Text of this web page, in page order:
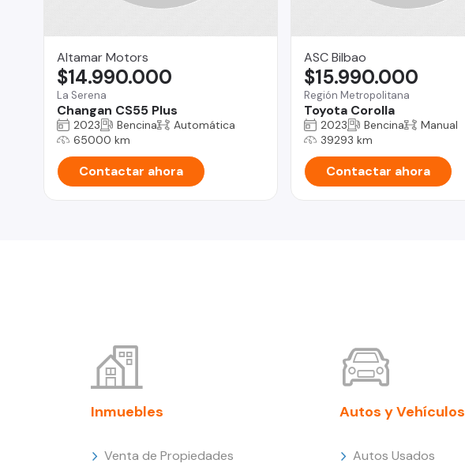
Altamar Motors
La Serena
Changan CS55 Plus
$14.990.000
2023 Bencina
Automática
65000 km
Contactar ahora
ASC Bilbao
Región Metropolitana
Toyota Corolla
$15.990.000
2023 Bencina
Manual
39293 km
Contactar ahora
Inmuebles
Venta de Propiedades
Autos y Vehículos
Autos Usados